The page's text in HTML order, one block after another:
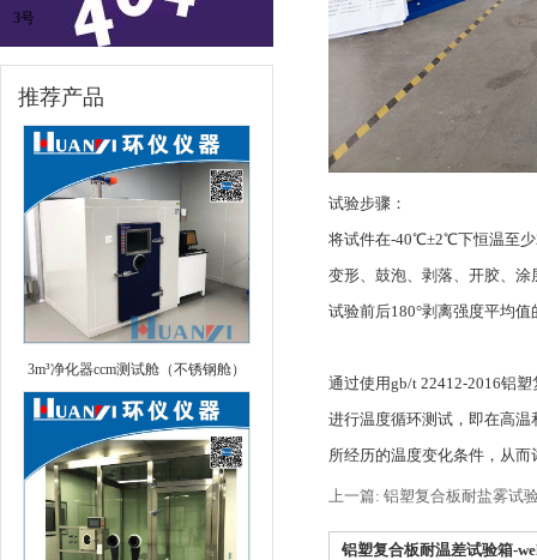
3号
推荐产品
3m³净化器ccm测试舱（不锈钢舱）
试验步骤：
将试件在-40℃±2℃下恒温至
变形、鼓泡、剥落、开胶、
试验前后180°剥离强度平均值
通过使用gb/t 22412-2016铝
进行温度循环测试，即在高
所经历的温度变化条件，从
上一篇: 铝塑复合板耐盐雾试
铝塑复合板耐温差试验箱-